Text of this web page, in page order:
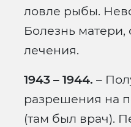
ловле рыбы.
Болезнь матери,
лечения.
1943 – 1944. –
разрешения на
(там был врач).